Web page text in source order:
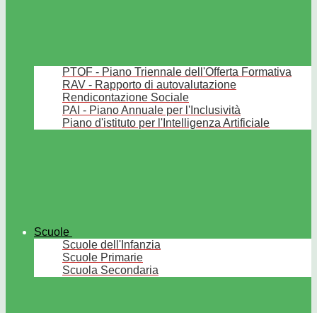
PTOF - Piano Triennale dell'Offerta Formativa
RAV - Rapporto di autovalutazione
Rendicontazione Sociale
PAI - Piano Annuale per l'Inclusività
Piano d'istituto per l'Intelligenza Artificiale
Scuole
Scuole dell'Infanzia
Scuole Primarie
Scuola Secondaria